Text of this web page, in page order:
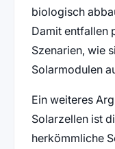
biologisch
Damit
Szenarien, wie
Solarmodulen
Ein weiteres
Solarzellen ist
herkömmliche